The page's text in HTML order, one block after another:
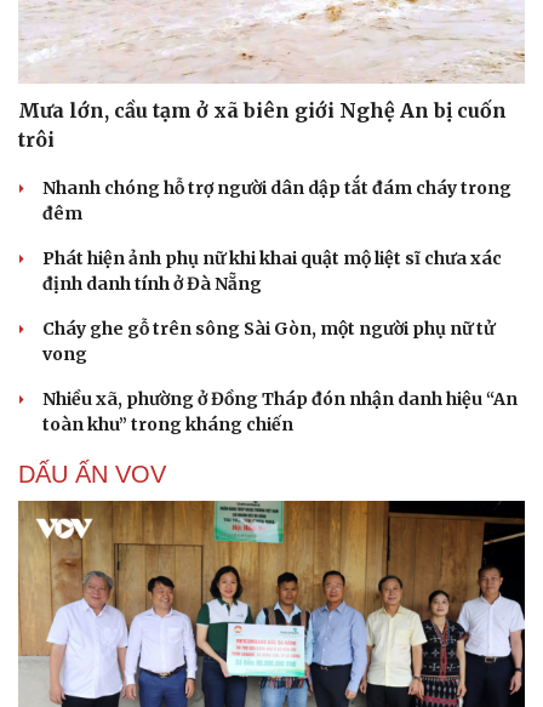
Mưa lớn, cầu tạm ở xã biên giới Nghệ An bị cuốn
trôi
Nhanh chóng hỗ trợ người dân dập tắt đám cháy trong
đêm
Phát hiện ảnh phụ nữ khi khai quật mộ liệt sĩ chưa xác
định danh tính ở Đà Nẵng
Cháy ghe gỗ trên sông Sài Gòn, một người phụ nữ tử
vong
Nhiều xã, phường ở Đồng Tháp đón nhận danh hiệu “An
toàn khu” trong kháng chiến
DẤU ẤN VOV